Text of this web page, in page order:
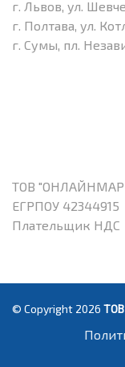
г. Львов, ул.
г. Полтава, ул.
г. Сумы, пл.
ТОВ
ЕГРПОУ 42344915
Плательщик НДС
© Copyright 2026